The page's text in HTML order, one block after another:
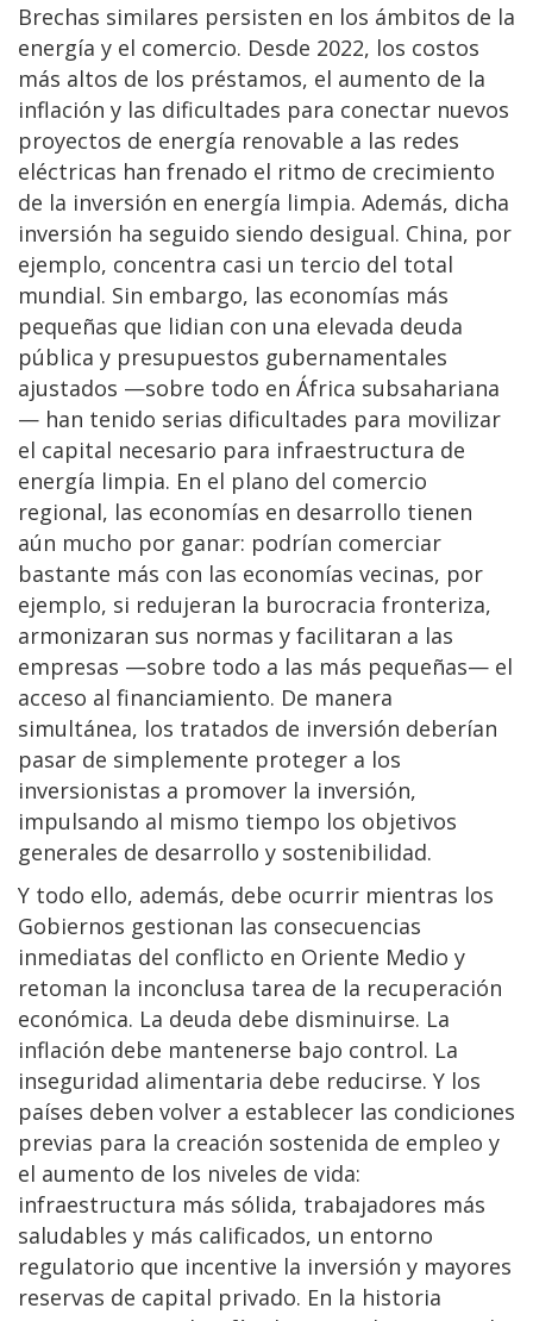
Brechas similares persisten en los ámbitos de la
energía y el comercio. Desde 2022, los costos
más altos de los préstamos, el aumento de la
inflación y las dificultades para conectar nuevos
proyectos de energía renovable a las redes
eléctricas han frenado el ritmo de crecimiento
de la inversión en energía limpia. Además, dicha
inversión ha seguido siendo desigual. China, por
ejemplo, concentra casi un tercio del total
mundial. Sin embargo, las economías más
pequeñas que lidian con una elevada deuda
pública y presupuestos gubernamentales
ajustados —sobre todo en África subsahariana
— han tenido serias dificultades para movilizar
el capital necesario para infraestructura de
energía limpia. En el plano del comercio
regional, las economías en desarrollo tienen
aún mucho por ganar: podrían comerciar
bastante más con las economías vecinas, por
ejemplo, si redujeran la burocracia fronteriza,
armonizaran sus normas y facilitaran a las
empresas —sobre todo a las más pequeñas— el
acceso al financiamiento. De manera
simultánea, los tratados de inversión deberían
pasar de simplemente proteger a los
inversionistas a promover la inversión,
impulsando al mismo tiempo los objetivos
generales de desarrollo y sostenibilidad.
Y todo ello, además, debe ocurrir mientras los
Gobiernos gestionan las consecuencias
inmediatas del conflicto en Oriente Medio y
retoman la inconclusa tarea de la recuperación
económica. La deuda debe disminuirse. La
inflación debe mantenerse bajo control. La
inseguridad alimentaria debe reducirse. Y los
países deben volver a establecer las condiciones
previas para la creación sostenida de empleo y
el aumento de los niveles de vida:
infraestructura más sólida, trabajadores más
saludables y más calificados, un entorno
regulatorio que incentive la inversión y mayores
reservas de capital privado. En la historia